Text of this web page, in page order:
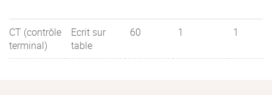
CT (contrôle
terminal)
Ecrit sur
table
60 1 1